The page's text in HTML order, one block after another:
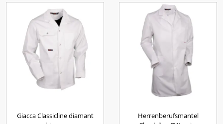
Giacca Classicline diamant
Herrenberufsmantel